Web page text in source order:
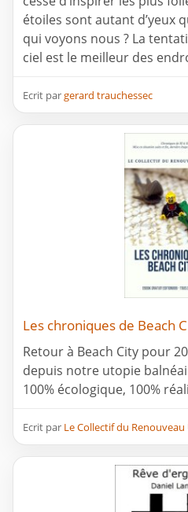
étoiles sont autant d’yeux
qui voyons nous ? La
ciel est le meilleur des
Ecrit pargerard trauchessec
Les chroniques de Beach
Retour à Beach City pour
depuis notre utopie
100% écologique, 100%
Ecrit par Le Collectif du